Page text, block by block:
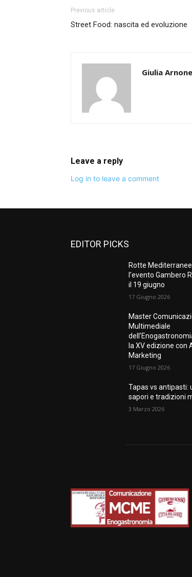
Previous article
Street Food: nascita ed evoluzione
Giulia Arnone
Leave a reply
Log in to leave a comment
EDITOR PICKS
Rotte
l’evento Gambero
il 19 giugno
17 Giugno 2026
Master
Multimediale
la XV edizione con
Marketing
17 Giugno 2026
Tapas vs antipasti:
sapori e tradizioni
3 Marzo 2026